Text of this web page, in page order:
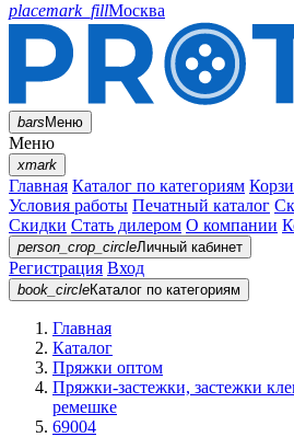
placemark_fillМосква
barsМеню
Меню
xmark
Главная Каталог по категориям
Условия работы Печатный каталог
Скидки Стать дилером О компании
person_crop_circleЛичный кабинет
Регистрация Вход
book_circleКаталог по категориям
Главная
Каталог
Пряжки оптом
Пряжки-застежки, застежки
ремешке
69004